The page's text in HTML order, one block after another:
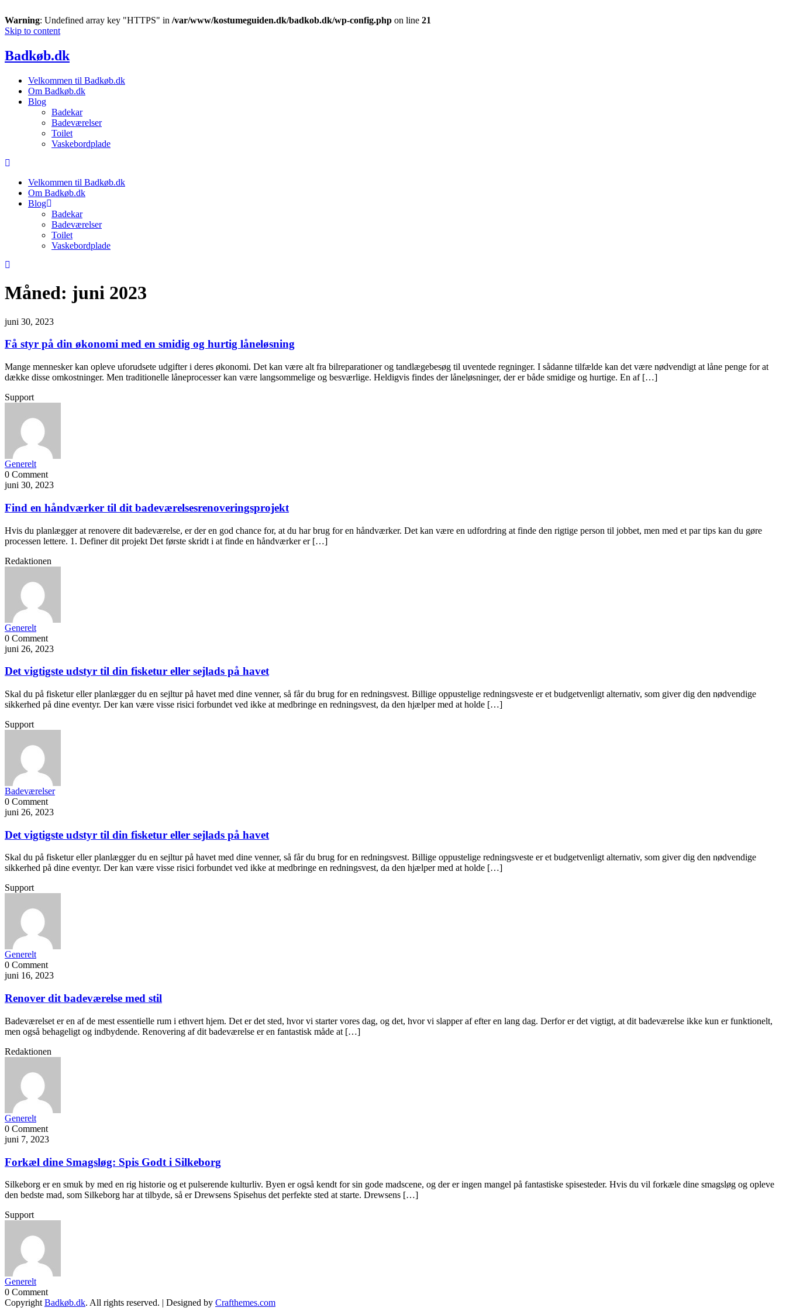
Warning: Undefined array key "HTTPS" in /var/www/kostumeguiden.dk/badkob.dk/wp-config.php on line 21
Skip to content
Badkøb.dk
Velkommen til Badkøb.dk
Om Badkøb.dk
Blog
Badekar
Badeværelser
Toilet
Vaskebordplade
Velkommen til Badkøb.dk
Om Badkøb.dk
Blog
Badekar
Badeværelser
Toilet
Vaskebordplade
Måned: juni 2023
juni 30, 2023
Få styr på din økonomi med en smidig og hurtig låneløsning
Mange mennesker kan opleve uforudsete udgifter i deres økonomi. Det kan være alt fra bilreparationer og tandlægebesøg til uventede regninger. I sådanne tilfælde kan det være nødvendigt at låne penge for at
dække disse omkostninger. Men traditionelle låneprocesser kan være langsommelige og besværlige. Heldigvis findes der låneløsninger, der er både smidige og hurtige. En af […]
Support
Generelt
0 Comment
juni 30, 2023
Find en håndværker til dit badeværelsesrenoveringsprojekt
Hvis du planlægger at renovere dit badeværelse, er der en god chance for, at du har brug for en håndværker. Det kan være en udfordring at finde den rigtige person til jobbet, men med et par tips kan du gøre
processen lettere. 1. Definer dit projekt Det første skridt i at finde en håndværker er […]
Redaktionen
Generelt
0 Comment
juni 26, 2023
Det vigtigste udstyr til din fisketur eller sejlads på havet
Skal du på fisketur eller planlægger du en sejltur på havet med dine venner, så får du brug for en redningsvest. Billige oppustelige redningsveste er et budgetvenligt alternativ, som giver dig den nødvendige
sikkerhed på dine eventyr. Der kan være visse risici forbundet ved ikke at medbringe en redningsvest, da den hjælper med at holde […]
Support
Badeværelser
0 Comment
juni 26, 2023
Det vigtigste udstyr til din fisketur eller sejlads på havet
Skal du på fisketur eller planlægger du en sejltur på havet med dine venner, så får du brug for en redningsvest. Billige oppustelige redningsveste er et budgetvenligt alternativ, som giver dig den nødvendige
sikkerhed på dine eventyr. Der kan være visse risici forbundet ved ikke at medbringe en redningsvest, da den hjælper med at holde […]
Support
Generelt
0 Comment
juni 16, 2023
Renover dit badeværelse med stil
Badeværelset er en af de mest essentielle rum i ethvert hjem. Det er det sted, hvor vi starter vores dag, og det, hvor vi slapper af efter en lang dag. Derfor er det vigtigt, at dit badeværelse ikke kun er funktionelt,
men også behageligt og indbydende. Renovering af dit badeværelse er en fantastisk måde at […]
Redaktionen
Generelt
0 Comment
juni 7, 2023
Forkæl dine Smagsløg: Spis Godt i Silkeborg
Silkeborg er en smuk by med en rig historie og et pulserende kulturliv. Byen er også kendt for sin gode madscene, og der er ingen mangel på fantastiske spisesteder. Hvis du vil forkæle dine smagsløg og opleve
den bedste mad, som Silkeborg har at tilbyde, så er Drewsens Spisehus det perfekte sted at starte. Drewsens […]
Support
Generelt
0 Comment
Copyright Badkøb.dk. All rights reserved. | Designed by Crafthemes.com